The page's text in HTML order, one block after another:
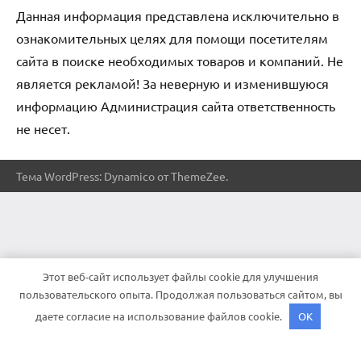
Данная информация представлена исключительно в
ознакомительных целях для помощи посетителям
сайта в поиске необходимых товаров и компаний. Не
является рекламой! За неверную и изменившуюся
информацию Администрация сайта ответственность
не несет.
Тема WordPress: Dynamico от ThemeZee.
Этот веб-сайт использует файлы cookie для улучшения
пользовательского опыта. Продолжая пользоваться сайтом, вы
даете согласие на использование файлов cookie.
OK